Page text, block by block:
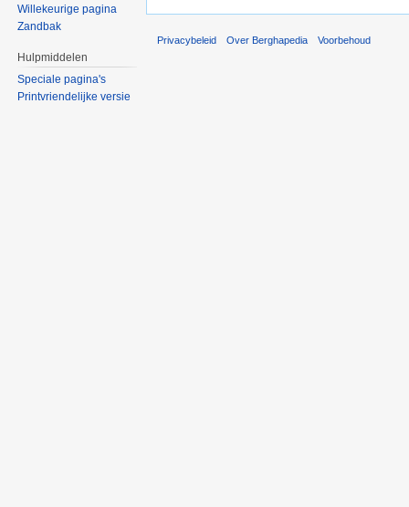
Willekeurige pagina
Zandbak
Hulpmiddelen
Speciale pagina's
Printvriendelijke versie
Privacybeleid Over Berghapedia Voorbehoud